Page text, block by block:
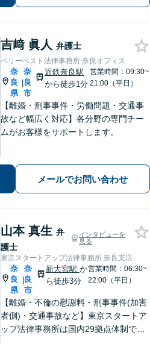
吉﨑 眞人 弁護士
ベリーベスト法律事務所 奈良オフィス
奈
良
県
|
奈
良
市
近鉄奈良駅
から徒歩1分
営業時間：09:30~
21:00（平日）
【離婚・刑事事件・労働問題・交通事
故など幅広く対応】各分野の専門チー
ムがお客様をサポートします。
メールでお問い合わせ
山本 真生 弁
護士
インタビューを
見る
東京スタートアップ法律事務所 奈良支店
奈
良
県
|
奈
良
市
新大宮駅 か
ら徒歩3分
営業時間：06:30~
22:00（平日）
【離婚・不倫の慰謝料・刑事事件(加害
者側)・交通事故など】東京スタートア
ップ法律事務所は国内29拠点体制で全